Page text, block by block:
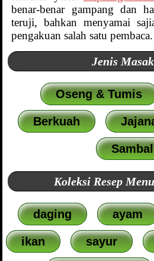
benar-benar gampang dan
teruji, bahkan menyamai
pengakuan salah satu
Jenis
Oseng & Tumis
Berkuah
Sambal
Koleksi Resep
daging ayam
ikan sayur